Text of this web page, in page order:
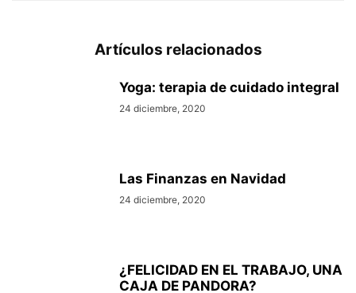
Artículos relacionados
Yoga: terapia de cuidado integral
24 diciembre, 2020
Las Finanzas en Navidad
24 diciembre, 2020
¿FELICIDAD EN EL TRABAJO, UNA
CAJA DE PANDORA?